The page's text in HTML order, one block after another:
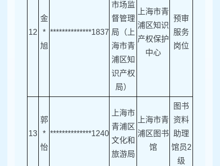
12
金
*
旭
**************1837
市场监
督管理
局（上
海市青
浦区知
识产权
局）
上海市青
浦区知识
产权保护
中心
预审
服务
岗位
13
郭
*
怡
**************1240
上海市
青浦区
文化和
旅游局
上海市青
浦区图书
馆
图书
资料
助理
馆员2
级